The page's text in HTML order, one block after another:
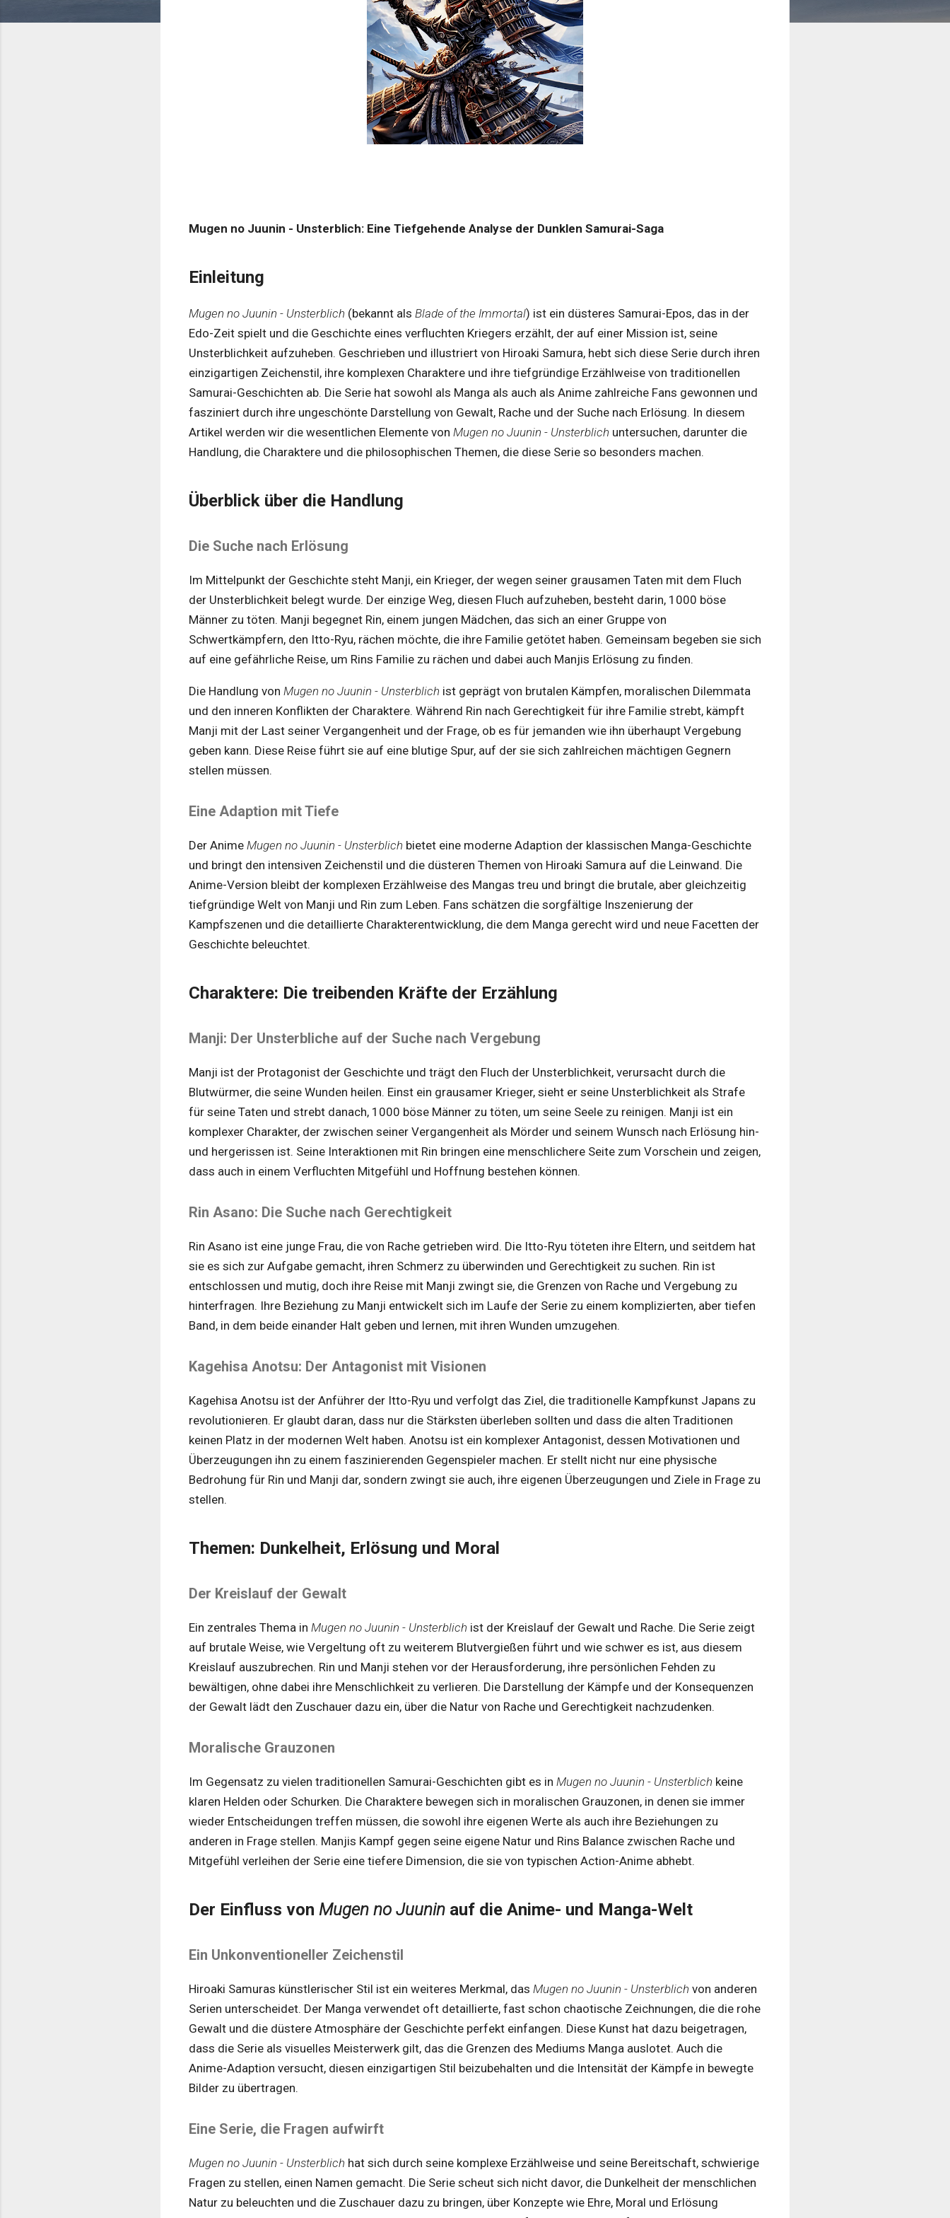
Mugen no Juunin - Unsterblich: Eine Tiefgehende Analyse der Dunklen Samurai-Saga
Einleitung
Mugen no Juunin - Unsterblich (bekannt als Blade of the Immortal) ist ein düsteres Samurai-Epos, das in der
Edo-Zeit spielt und die Geschichte eines verfluchten Kriegers erzählt, der auf einer Mission ist, seine
Unsterblichkeit aufzuheben. Geschrieben und illustriert von Hiroaki Samura, hebt sich diese Serie durch ihren
einzigartigen Zeichenstil, ihre komplexen Charaktere und ihre tiefgründige Erzählweise von traditionellen
Samurai-Geschichten ab. Die Serie hat sowohl als Manga als auch als Anime zahlreiche Fans gewonnen und
fasziniert durch ihre ungeschönte Darstellung von Gewalt, Rache und der Suche nach Erlösung. In diesem
Artikel werden wir die wesentlichen Elemente von Mugen no Juunin - Unsterblich untersuchen, darunter die
Handlung, die Charaktere und die philosophischen Themen, die diese Serie so besonders machen.
Überblick über die Handlung
Die Suche nach Erlösung
Im Mittelpunkt der Geschichte steht Manji, ein Krieger, der wegen seiner grausamen Taten mit dem Fluch
der Unsterblichkeit belegt wurde. Der einzige Weg, diesen Fluch aufzuheben, besteht darin, 1000 böse
Männer zu töten. Manji begegnet Rin, einem jungen Mädchen, das sich an einer Gruppe von
Schwertkämpfern, den Itto-Ryu, rächen möchte, die ihre Familie getötet haben. Gemeinsam begeben sie sich
auf eine gefährliche Reise, um Rins Familie zu rächen und dabei auch Manjis Erlösung zu finden.
Die Handlung von Mugen no Juunin - Unsterblich ist geprägt von brutalen Kämpfen, moralischen Dilemmata
und den inneren Konflikten der Charaktere. Während Rin nach Gerechtigkeit für ihre Familie strebt, kämpft
Manji mit der Last seiner Vergangenheit und der Frage, ob es für jemanden wie ihn überhaupt Vergebung
geben kann. Diese Reise führt sie auf eine blutige Spur, auf der sie sich zahlreichen mächtigen Gegnern
stellen müssen.
Eine Adaption mit Tiefe
Der Anime Mugen no Juunin - Unsterblich bietet eine moderne Adaption der klassischen Manga-Geschichte
und bringt den intensiven Zeichenstil und die düsteren Themen von Hiroaki Samura auf die Leinwand. Die
Anime-Version bleibt der komplexen Erzählweise des Mangas treu und bringt die brutale, aber gleichzeitig
tiefgründige Welt von Manji und Rin zum Leben. Fans schätzen die sorgfältige Inszenierung der
Kampfszenen und die detaillierte Charakterentwicklung, die dem Manga gerecht wird und neue Facetten der
Geschichte beleuchtet.
Charaktere: Die treibenden Kräfte der Erzählung
Manji: Der Unsterbliche auf der Suche nach Vergebung
Manji ist der Protagonist der Geschichte und trägt den Fluch der Unsterblichkeit, verursacht durch die
Blutwürmer, die seine Wunden heilen. Einst ein grausamer Krieger, sieht er seine Unsterblichkeit als Strafe
für seine Taten und strebt danach, 1000 böse Männer zu töten, um seine Seele zu reinigen. Manji ist ein
komplexer Charakter, der zwischen seiner Vergangenheit als Mörder und seinem Wunsch nach Erlösung hin-
und hergerissen ist. Seine Interaktionen mit Rin bringen eine menschlichere Seite zum Vorschein und zeigen,
dass auch in einem Verfluchten Mitgefühl und Hoffnung bestehen können.
Rin Asano: Die Suche nach Gerechtigkeit
Rin Asano ist eine junge Frau, die von Rache getrieben wird. Die Itto-Ryu töteten ihre Eltern, und seitdem hat
sie es sich zur Aufgabe gemacht, ihren Schmerz zu überwinden und Gerechtigkeit zu suchen. Rin ist
entschlossen und mutig, doch ihre Reise mit Manji zwingt sie, die Grenzen von Rache und Vergebung zu
hinterfragen. Ihre Beziehung zu Manji entwickelt sich im Laufe der Serie zu einem komplizierten, aber tiefen
Band, in dem beide einander Halt geben und lernen, mit ihren Wunden umzugehen.
Kagehisa Anotsu: Der Antagonist mit Visionen
Kagehisa Anotsu ist der Anführer der Itto-Ryu und verfolgt das Ziel, die traditionelle Kampfkunst Japans zu
revolutionieren. Er glaubt daran, dass nur die Stärksten überleben sollten und dass die alten Traditionen
keinen Platz in der modernen Welt haben. Anotsu ist ein komplexer Antagonist, dessen Motivationen und
Überzeugungen ihn zu einem faszinierenden Gegenspieler machen. Er stellt nicht nur eine physische
Bedrohung für Rin und Manji dar, sondern zwingt sie auch, ihre eigenen Überzeugungen und Ziele in Frage zu
stellen.
Themen: Dunkelheit, Erlösung und Moral
Der Kreislauf der Gewalt
Ein zentrales Thema in Mugen no Juunin - Unsterblich ist der Kreislauf der Gewalt und Rache. Die Serie zeigt
auf brutale Weise, wie Vergeltung oft zu weiterem Blutvergießen führt und wie schwer es ist, aus diesem
Kreislauf auszubrechen. Rin und Manji stehen vor der Herausforderung, ihre persönlichen Fehden zu
bewältigen, ohne dabei ihre Menschlichkeit zu verlieren. Die Darstellung der Kämpfe und der Konsequenzen
der Gewalt lädt den Zuschauer dazu ein, über die Natur von Rache und Gerechtigkeit nachzudenken.
Moralische Grauzonen
Im Gegensatz zu vielen traditionellen Samurai-Geschichten gibt es in Mugen no Juunin - Unsterblich keine
klaren Helden oder Schurken. Die Charaktere bewegen sich in moralischen Grauzonen, in denen sie immer
wieder Entscheidungen treffen müssen, die sowohl ihre eigenen Werte als auch ihre Beziehungen zu
anderen in Frage stellen. Manjis Kampf gegen seine eigene Natur und Rins Balance zwischen Rache und
Mitgefühl verleihen der Serie eine tiefere Dimension, die sie von typischen Action-Anime abhebt.
Der Einfluss von Mugen no Juunin auf die Anime- und Manga-Welt
Ein Unkonventioneller Zeichenstil
Hiroaki Samuras künstlerischer Stil ist ein weiteres Merkmal, das Mugen no Juunin - Unsterblich von anderen
Serien unterscheidet. Der Manga verwendet oft detaillierte, fast schon chaotische Zeichnungen, die die rohe
Gewalt und die düstere Atmosphäre der Geschichte perfekt einfangen. Diese Kunst hat dazu beigetragen,
dass die Serie als visuelles Meisterwerk gilt, das die Grenzen des Mediums Manga auslotet. Auch die
Anime-Adaption versucht, diesen einzigartigen Stil beizubehalten und die Intensität der Kämpfe in bewegte
Bilder zu übertragen.
Eine Serie, die Fragen aufwirft
Mugen no Juunin - Unsterblich hat sich durch seine komplexe Erzählweise und seine Bereitschaft, schwierige
Fragen zu stellen, einen Namen gemacht. Die Serie scheut sich nicht davor, die Dunkelheit der menschlichen
Natur zu beleuchten und die Zuschauer dazu zu bringen, über Konzepte wie Ehre, Moral und Erlösung